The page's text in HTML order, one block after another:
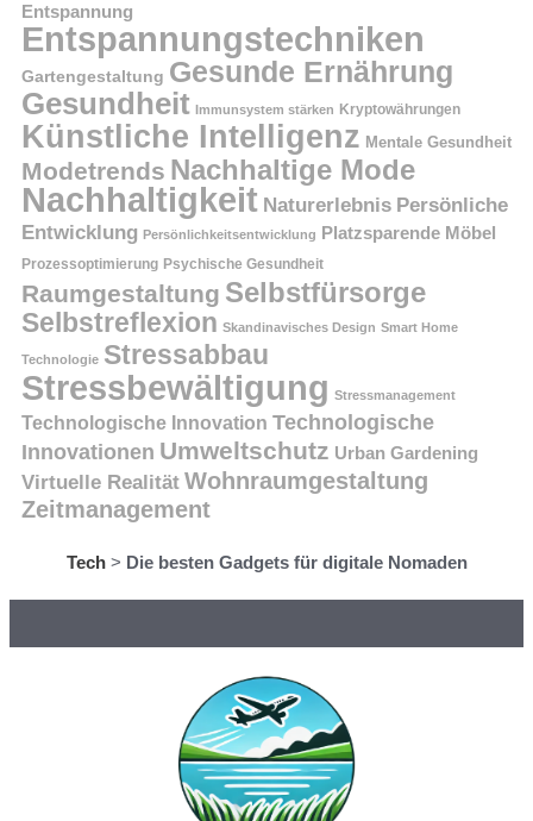
Entspannung
Entspannungstechniken
Gartengestaltung Gesunde Ernährung
Gesundheit Immunsystem stärken Kryptowährungen
Künstliche Intelligenz Mentale Gesundheit
Modetrends Nachhaltige Mode
Nachhaltigkeit Naturerlebnis Persönliche
Entwicklung Persönlichkeitsentwicklung Platzsparende Möbel
Prozessoptimierung Psychische Gesundheit
Raumgestaltung Selbstfürsorge
Selbstreflexion Skandinavisches Design Smart Home
Technologie Stressabbau
Stressbewältigung Stressmanagement
Technologische Innovation Technologische
Innovationen Umweltschutz Urban Gardening
Virtuelle Realität Wohnraumgestaltung
Zeitmanagement
Tech> Die besten Gadgets für digitale Nomaden